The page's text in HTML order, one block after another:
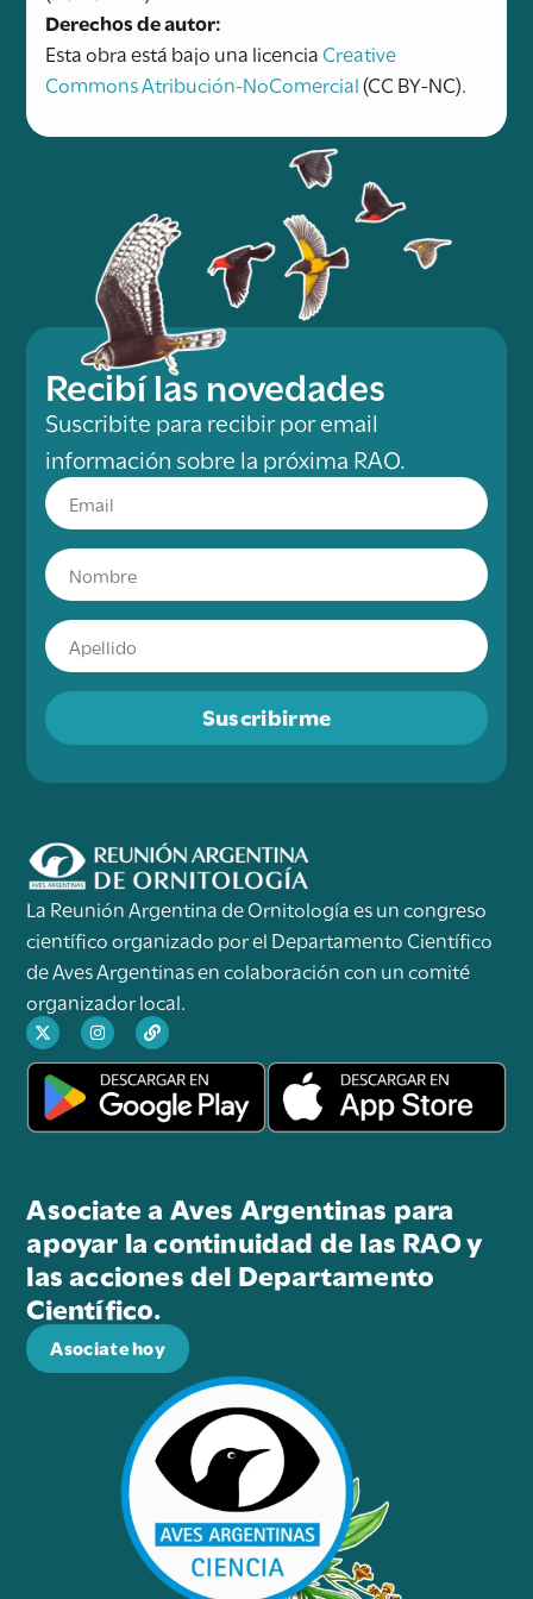
Derechos de autor:
Esta obra está bajo una licencia Creative
Commons Atribución-NoComercial(CC BY-NC).
Recibí las novedades
Suscribite para recibir por email
información sobre la próxima RAO.
Suscribirme
La Reunión Argentina de Ornitología es un congreso
científico organizado por el Departamento Científico
de Aves Argentinas en colaboración con un comité
organizador local.
Asociate a Aves Argentinas para
apoyar la continuidad de las RAO y
las acciones del Departamento
Científico.
Asociate hoy